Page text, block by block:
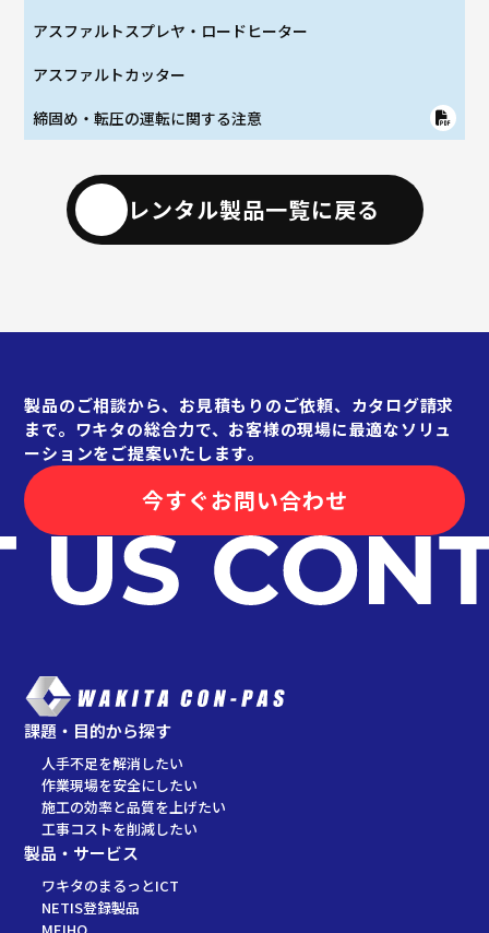
アスファルトスプレヤ・ロードヒーター
アスファルトカッター
締固め・転圧の運転に関する注意
レンタル製品一覧に戻る
製品のご相談から、お見積もりのご依頼、カタログ請求
まで。ワキタの総合力で、お客様の現場に最適なソリュ
ーションをご提案いたします。
今すぐお問い合わせ
課題・目的から探す
人手不足を解消したい
作業現場を安全にしたい
施工の効率と品質を上げたい
工事コストを削減したい
製品・サービス
ワキタのまるっとICT
NETIS登録製品